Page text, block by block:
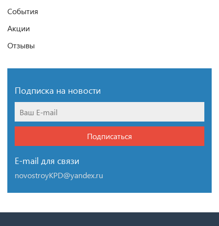
События
Акции
Отзывы
Подписка на новости
Подписаться
E-mail для связи
novostroyKPD@yandex.ru